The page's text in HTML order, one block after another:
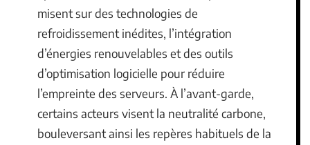
misent sur des technologies de
refroidissement inédites, l’intégration
d’énergies renouvelables et des outils
d’optimisation logicielle pour réduire
l’empreinte des serveurs. À l’avant-garde,
certains acteurs visent la neutralité carbone,
bouleversant ainsi les repères habituels de la